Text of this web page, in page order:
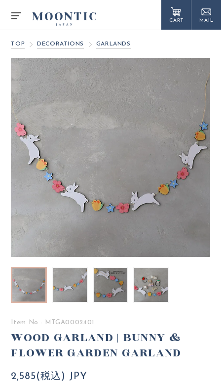
CART MAIL
TOP DECORATIONS GARLANDS
Item No : MTGA0002401
WOOD GARLAND | BUNNY &
FLOWER GARDEN GARLAND
2,585(税込) JPY